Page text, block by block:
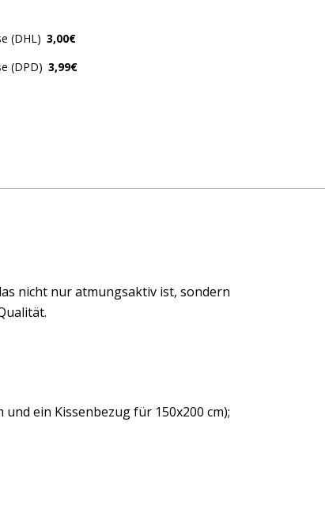
(DHL) 3,00€
(DPD) 3,99€
nicht nur atmungsaktiv ist, sondern
ein Kissenbezug für 150x200 cm);